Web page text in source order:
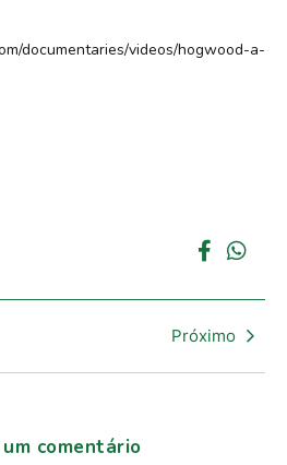
documentaries/videos/hogwood-a-
Próximo
comentário